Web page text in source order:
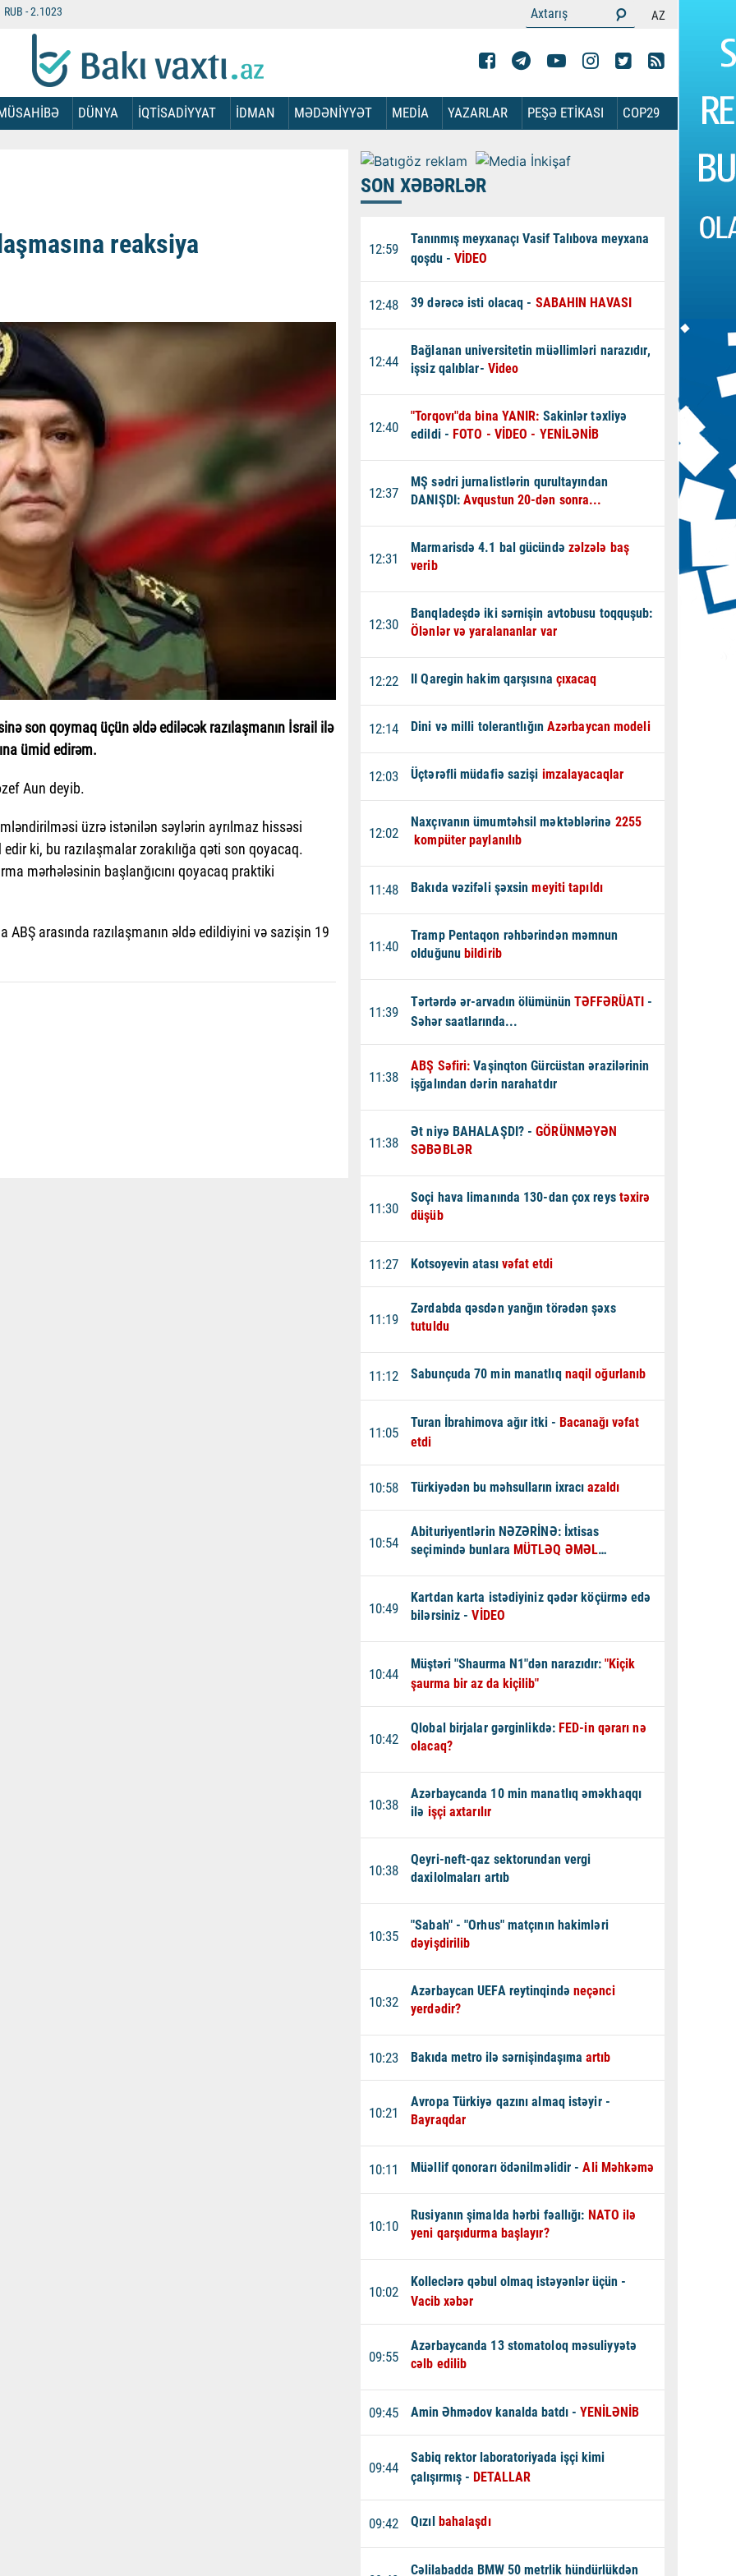
RUB -2.1023 AZ
DÜNYA İQTİSADİYYAT İDMAN MƏDƏNİYYƏT MEDİA YAZARLAR PEŞƏ ETİKASI COP29
reaksiya
son qoymaq üçün əldə ediləcək razılaşmanın İsrail ilə
ümid edirəm.
Aun deyib.
üzrə istənilən səylərin ayrılmaz hissəsi
ki, bu razılaşmalar zorakılığa qəti son qoyacaq.
mərhələsinin başlanğıcını qoyacaq praktiki
arasında razılaşmanın əldə edildiyini və sazişin 19
SON XƏBƏRLƏR
12:59
Tanınmış meyxanaçı Vasif Talıbova meyxana
qoşdu -VİDEO
12:48 39 dərəcə isti olacaq - SABAHIN HAVASI
12:44
Bağlanan universitetin müəllimləri narazıdır,
işsiz qalıblar- Video
12:40
"Torqovı"da bina YANIR: Sakinlər təxliyə
edildi - FOTO - VİDEO - YENİLƏNİB
12:37
MŞ sədri jurnalistlərin qurultayından
DANIŞDI:Avqustun 20-dən sonra...
12:31
Marmarisdə 4.1 bal gücündə zəlzələ baş
verib
12:30
Banqladeşdə iki sərnişin avtobusu toqquşub:
Ölənlər və yaralananlar var
12:22 II Qaregin hakim qarşısına çıxacaq
12:14 Dini və milli tolerantlığın Azərbaycan modeli
12:03 Üçtərəfli müdafiə sazişi imzalayacaqlar
12:02
Naxçıvanın ümumtəhsil məktəblərinə 2255
kompüter paylanılıb
11:48 Bakıda vəzifəli şəxsinmeyiti tapıldı
11:40
Tramp Pentaqon rəhbərindən məmnun
olduğunubildirib
11:39
Tərtərdə ər-arvadın ölümününTƏFFƏRÜATI -
Səhər saatlarında...
11:38
ABŞ Səfiri: Vaşinqton Gürcüstan ərazilərinin
işğalından dərin narahatdır
11:38
Ət niyə BAHALAŞDI? -GÖRÜNMƏYƏN
SƏBƏBLƏR
11:30
Soçi hava limanında 130-dan çox reystəxirə
düşüb
11:27 Kotsoyevin atası vəfat etdi
11:19
Zərdabda qəsdən yanğın törədən şəxs
tutuldu
11:12 Sabunçuda 70 min manatlıqnaqil oğurlanıb
11:05
Turan İbrahimova ağır itki - Bacanağı vəfat
etdi
10:58 Türkiyədən bu məhsulların ixracıazaldı
10:54
Abituriyentlərin NƏZƏRİNƏ: İxtisas
seçimində bunlara MÜTLƏQ ƏMƏL
10:49
Kartdan karta istədiyiniz qədər köçürmə edə
bilərsiniz -VİDEO
10:44
Müştəri "Shaurma N1"dən narazıdır:"Kiçik
şaurma bir az da kiçilib"
10:42
Qlobal birjalar gərginlikdə:FED-in qərarı nə
olacaq?
10:38
Azərbaycanda 10 min manatlıq əməkhaqqı
ilə işçi axtarılır
10:38
Qeyri-neft-qaz sektorundan vergi
daxilolmaları artıb
10:35
"Sabah" - "Orhus" matçının hakimləri
dəyişdirilib
10:32
Azərbaycan UEFA reytinqində neçənci
yerdədir?
10:23 Bakıda metro ilə sərnişindaşımaartıb
10:21
Avropa Türkiyə qazını almaq istəyir -
Bayraqdar
10:11 Müəllif qonorarı ödənilməlidir -Ali Məhkəmə
10:10
Rusiyanın şimalda hərbi fəallığı: NATO ilə
yeni qarşıdurma başlayır?
10:02
Kolleclərə qəbul olmaq istəyənlər üçün -
Vacib xəbər
09:55
Azərbaycanda 13 stomatoloq məsuliyyətə
cəlb edilib
09:45 Amin Əhmədov kanalda batdı -YENİLƏNİB
09:44
Sabiq rektor laboratoriyada işçi kimi
çalışırmış - DETALLAR
09:42 Qızıl bahalaşdı
Cəlilabadda BMW 50 metrlik hündürlükdən